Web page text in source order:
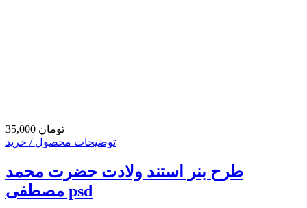
35,000 تومان
توضیحات محصول / خرید
طرح بنر استند ولادت حضرت محمد
مصطفی psd